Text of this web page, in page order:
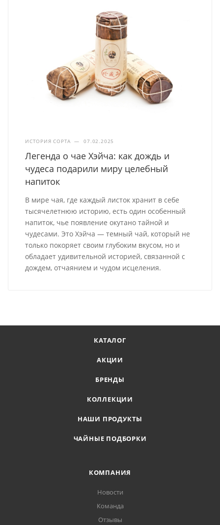
ИСТОРИЯ СОРТА — 07.02.2025
Легенда о чае Хэйча: как дождь и
чудеса подарили миру целебный
напиток
В мире чая, где каждый листок хранит в себе
тысячелетнюю историю, есть один особенный
напиток, чье появление окутано тайной и
чудесами. Это Хэйча — темный чай, который не
только покоряет своим глубоким вкусом, но и
обладает удивительной историей, связанной с
дождем, отчаянием и чудом исцеления.
КАТАЛОГ
АКЦИИ
БРЕНДЫ
КОЛЛЕКЦИИ
НАШИ ПРОДУКТЫ
ЧАЙНЫЕ ПОДБОРКИ
КОМПАНИЯ
Новости
Команда
Отзывы